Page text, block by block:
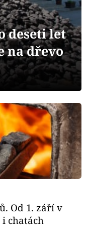
deseti let
na dřevo
Od 1. září v
chatách